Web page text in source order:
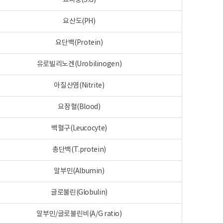
요산도(PH)
요단백(Protein)
유로빌리노겐(Urobilinogen)
아질산염(Nitrite)
요잠혈(Blood)
백혈구(Leucocyte)
총단백(T.protein)
알부민(Albumin)
글로불린(Globulin)
알부민/글로불린비(A/G ratio)